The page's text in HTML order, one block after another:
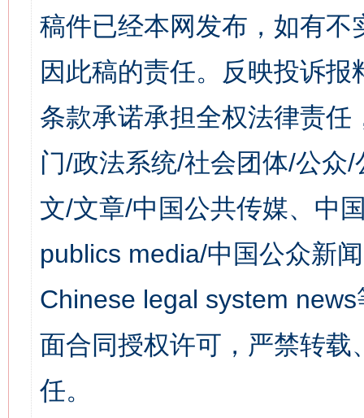
稿件已经本网发布，如有
因此稿的责任。反映投诉
条款承诺承担全权法律责
门/政法系统/社会团体/公众
文/文章/中国公共传媒、中
publics media/中国公众新
Chinese legal system
面合同授权许可，严禁转
任。